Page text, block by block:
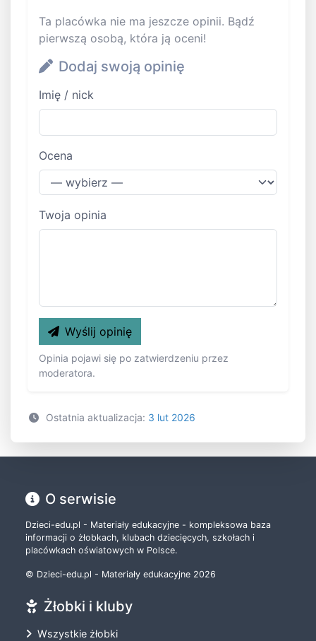
Ta placówka nie ma jeszcze opinii. Bądź
pierwszą osobą, która ją oceni!
Dodaj swoją opinię
Imię / nick
Ocena
Twoja opinia
Wyślij opinię
Opinia pojawi się po zatwierdzeniu przez
moderatora.
Ostatnia aktualizacja: 3 lut 2026
O serwisie
Dzieci-edu.pl - Materiały edukacyjne - kompleksowa baza
informacji o żłobkach, klubach dziecięcych, szkołach i
placówkach oświatowych w Polsce.
© Dzieci-edu.pl - Materiały edukacyjne 2026
Żłobki i kluby
Wszystkie żłobki